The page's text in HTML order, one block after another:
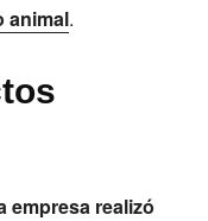
animal.
empresa realizó